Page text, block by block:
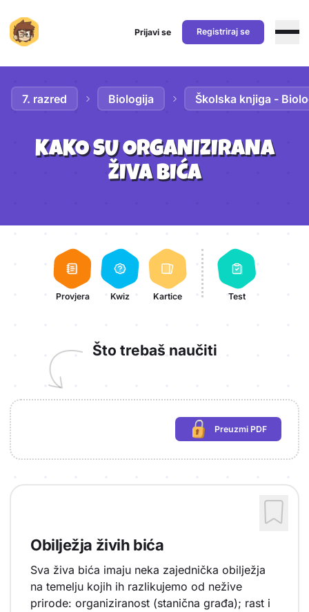
Prijavi se Registriraj se
7. razred Biologija Školska knjiga -
KAKO SU ORGANIZIRANA
ŽIVA BIĆA
Aktivnosti lekcije
Provjera Kwiz Kartice Test
Što trebaš naučiti
Preuzmi PDF
(potrebna prijava)
Obilježja živih bića
Sva živa bića imaju neka zajednička obilježja
na temelju kojih ih razlikujemo od nežive
prirode: organiziranost (stanična građa); rast i